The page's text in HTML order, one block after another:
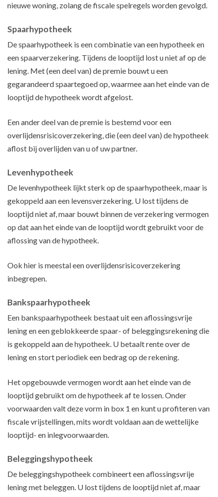
nieuwe woning, zolang de fiscale spelregels worden gevolgd.
Spaarhypotheek
De spaarhypotheek is een combinatie van een hypotheek en
een spaarverzekering. Tijdens de looptijd lost u niet af op de
lening. Met (een deel van) de premie bouwt u een
gegarandeerd spaartegoed op, waarmee aan het einde van de
looptijd de hypotheek wordt afgelost.
Een ander deel van de premie is bestemd voor een
overlijdensrisicoverzekering, die (een deel van) de hypotheek
aflost bij overlijden van u of uw partner.
Levenhypotheek
De levenhypotheek lijkt sterk op de spaarhypotheek, maar is
gekoppeld aan een levensverzekering. U lost tijdens de
looptijd niet af, maar bouwt binnen de verzekering vermogen
op dat aan het einde van de looptijd wordt gebruikt voor de
aflossing van de hypotheek.
Ook hier is meestal een overlijdensrisicoverzekering
inbegrepen.
Bankspaarhypotheek
Een bankspaarhypotheek bestaat uit een aflossingsvrije
lening en een geblokkeerde spaar- of beleggingsrekening die
is gekoppeld aan de hypotheek. U betaalt rente over de
lening en stort periodiek een bedrag op de rekening.
Het opgebouwde vermogen wordt aan het einde van de
looptijd gebruikt om de hypotheek af te lossen. Onder
voorwaarden valt deze vorm in box 1 en kunt u profiteren van
fiscale vrijstellingen, mits wordt voldaan aan de wettelijke
looptijd- en inlegvoorwaarden.
Beleggingshypotheek
De beleggingshypotheek combineert een aflossingsvrije
lening met beleggen. U lost tijdens de looptijd niet af, maar